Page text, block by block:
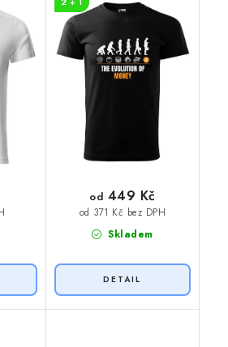
Skladem
od 371 Kč bez DPH
od 449 Kč